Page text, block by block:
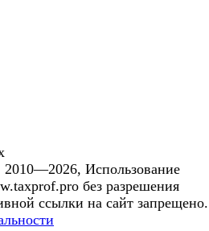
2010—2026, Использование
без разрешения
ссылки на сайт запрещено.